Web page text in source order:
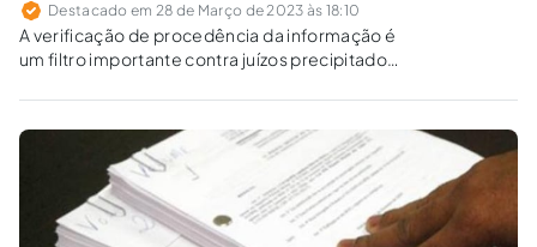
Destacado em 28 de Março de 2023 às 18:10
A verificação de procedência da informação é
um filtro importante contra juízos precipitados